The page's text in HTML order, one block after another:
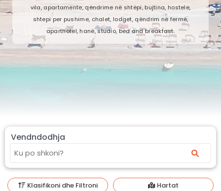
vila, apartamente, qëndrime në shtëpi, bujtina, hostele,
shtepi per pushime, chalet, lodget, qëndrim në fermë,
aparthotel, hanë, studio, bed and breakfast.
Vendndodhja
Klasifikoni dhe Filtroni Hartat